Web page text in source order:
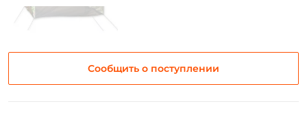
Сообщить о поступлении